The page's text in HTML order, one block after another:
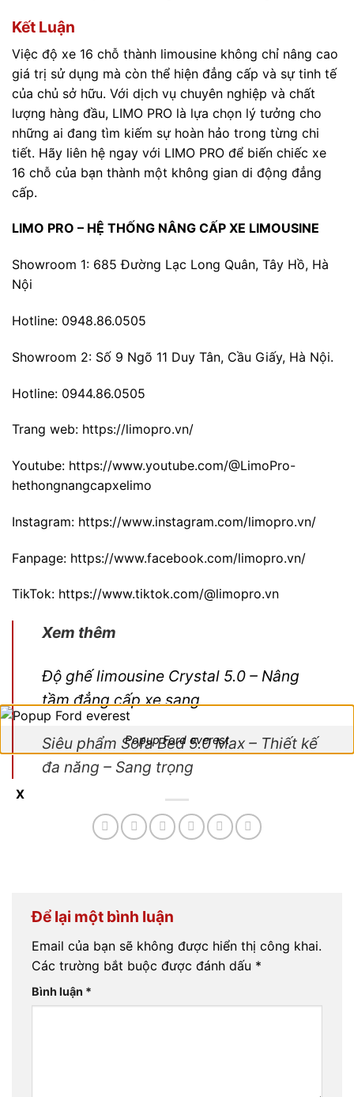
Kết Luận
Việc độ xe 16 chỗ thành limousine không chỉ nâng cao
giá trị sử dụng mà còn thể hiện đẳng cấp và sự tinh tế
của chủ sở hữu. Với dịch vụ chuyên nghiệp và chất
lượng hàng đầu, LIMO PRO là lựa chọn lý tưởng cho
những ai đang tìm kiếm sự hoàn hảo trong từng chi
tiết. Hãy liên hệ ngay với LIMO PRO để biến chiếc xe
16 chỗ của bạn thành một không gian di động đẳng
cấp.
LIMO PRO – HỆ THỐNG NÂNG CẤP XE LIMOUSINE
Showroom 1: 685 Đường Lạc Long Quân, Tây Hồ, Hà
Nội
Hotline: 0948.86.0505
Showroom 2: Số 9 Ngõ 11 Duy Tân, Cầu Giấy, Hà Nội.
Hotline: 0944.86.0505
Trang web: https://limopro.vn/
Youtube: https://www.youtube.com/@LimoPro-
hethongnangcapxelimo
Instagram: https://www.instagram.com/limopro.vn/
Fanpage: https://www.facebook.com/limopro.vn/
TikTok: https://www.tiktok.com/@limopro.vn
Xem thêm
Độ ghế limousine Crystal 5.0 – Nâng
tầm đẳng cấp xe sang
Siêu phẩm Sofa Bed 5.0 Max – Thiết kế
đa năng – Sang trọng
Để lại một bình luận
Email của bạn sẽ không được hiển thị công khai.
Các trường bắt buộc được đánh dấu *
Bình luận *
Popup Ford everest
X